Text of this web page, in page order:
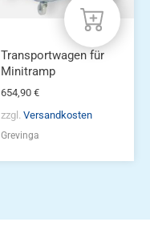
Transportwagen für
Minitramp
654,90 €
zzgl. Versandkosten
Grevinga